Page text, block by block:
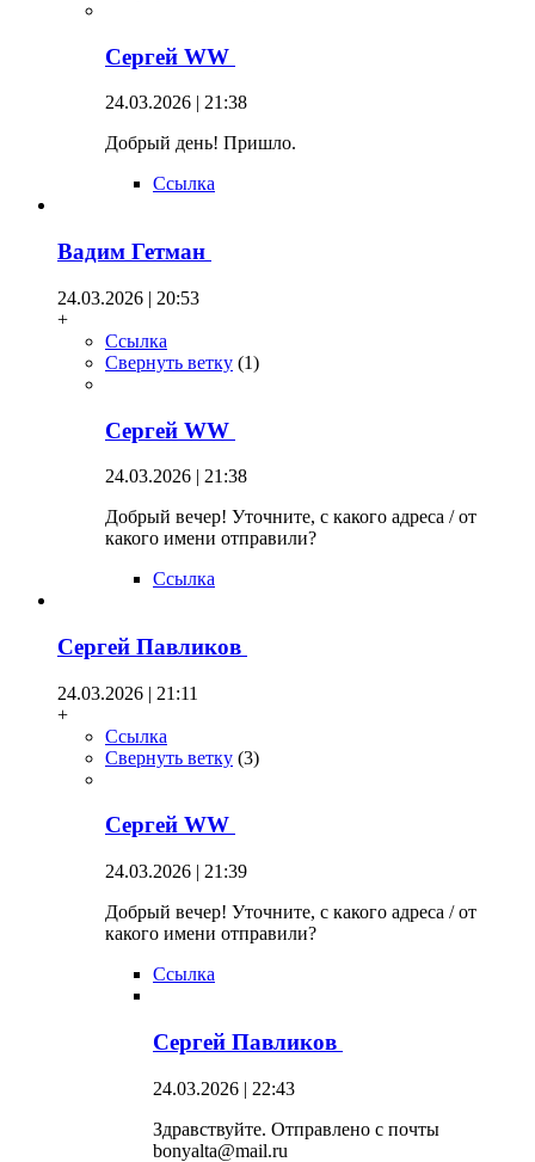
Сергей WW
24.03.2026 | 21:38
Добрый день! Пришло.
Ссылка
Вадим Гетман
24.03.2026 | 20:53
+
Ссылка
Свернуть ветку (1)
Сергей WW
24.03.2026 | 21:38
Добрый вечер! Уточните, с какого адреса / от
какого имени отправили?
Ссылка
Сергей Павликов
24.03.2026 | 21:11
+
Ссылка
Свернуть ветку (3)
Сергей WW
24.03.2026 | 21:39
Добрый вечер! Уточните, с какого адреса / от
какого имени отправили?
Ссылка
Сергей Павликов
24.03.2026 | 22:43
Здравствуйте. Отправлено с почты
bonyalta@mail.ru